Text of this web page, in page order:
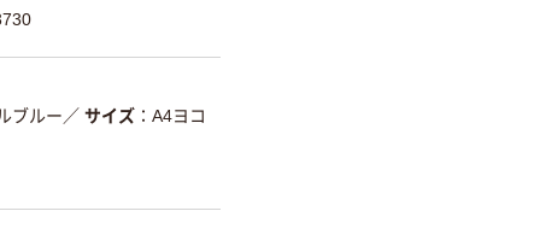
ブルー ／ サイズ A4ヨコ